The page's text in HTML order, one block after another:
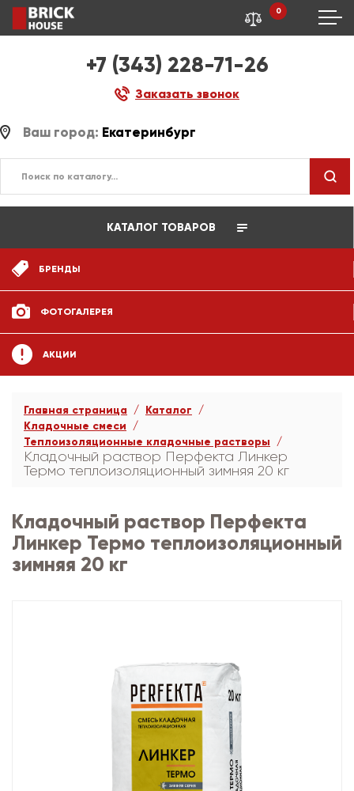
+7 (343) 228-71-26
Заказать звонок
0
Ваш город: Екатеринбург
КАТАЛОГ ТОВАРОВ
БРЕНДЫ
ФОТОГАЛЕРЕЯ
АКЦИИ
Главная страница
Каталог
Кладочные смеси
Теплоизоляционные кладочные растворы
Кладочный раствор Перфекта Линкер
Термо теплоизоляционный зимняя 20 кг
Кладочный раствор Перфекта
Линкер Термо теплоизоляционный
зимняя 20 кг